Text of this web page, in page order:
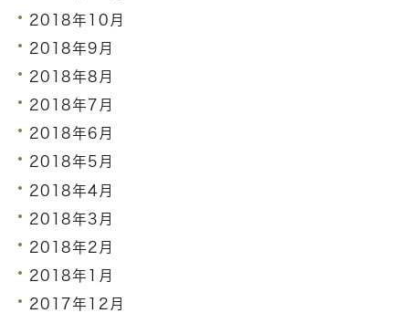
2018年10月
2018年9月
2018年8月
2018年7月
2018年6月
2018年5月
2018年4月
2018年3月
2018年2月
2018年1月
2017年12月